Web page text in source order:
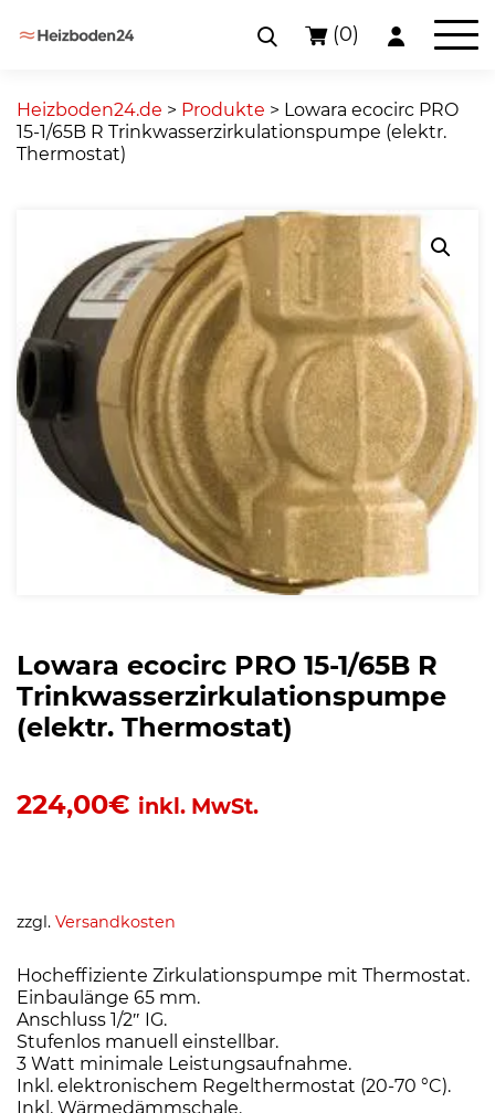
content
(0)
Heizboden24.de > Produkte > Lowara ecocirc PRO
15-1/65B R Trinkwasserzirkulationspumpe (elektr.
Thermostat)
Lowara ecocirc PRO 15-1/65B R
Trinkwasserzirkulationspumpe
(elektr. Thermostat)
224,00€ inkl. MwSt.
zzgl. Versandkosten
Hocheffiziente Zirkulationspumpe mit Thermostat.
Einbaulänge 65 mm.
Anschluss 1/2″ IG.
Stufenlos manuell einstellbar.
3 Watt minimale Leistungsaufnahme.
Inkl. elektronischem Regelthermostat (20-70 °C).
Inkl. Wärmedämmschale.